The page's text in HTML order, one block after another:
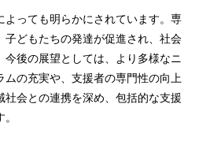
よっても明らかにされています。専
子どもたちの発達が促進され、社会
今後の展望としては、より多様なニ
ムの充実や、支援者の専門性の向上
会との連携を深め、包括的な支援